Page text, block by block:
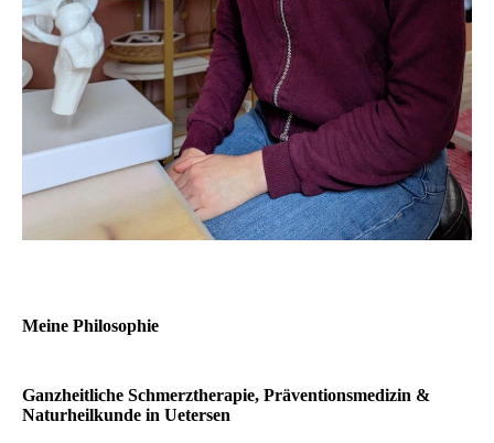
Meine Philosophie
Ganzheitliche Schmerztherapie, Präventionsmedizin &
Naturheilkunde in Uetersen